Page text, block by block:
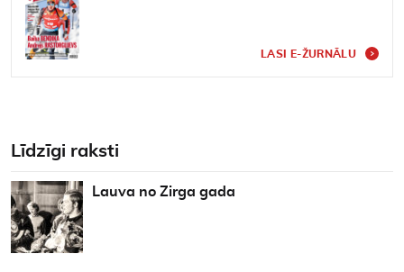
LASI E-ŽURNĀLU
Līdzīgi raksti
Lauva no Zirga gada